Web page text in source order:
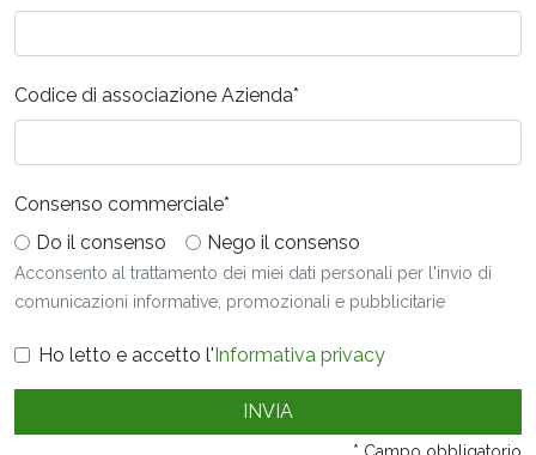
Codice di associazione Azienda*
Consenso commerciale*
Do il consenso
Nego il consenso
Acconsento al trattamento dei miei dati personali per l'invio di
comunicazioni informative, promozionali e pubblicitarie
Ho letto e accetto l' Informativa privacy
INVIA